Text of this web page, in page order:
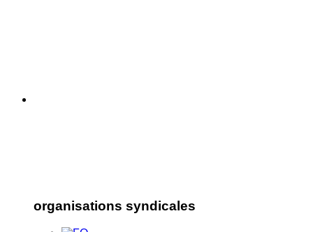
organisations syndicales